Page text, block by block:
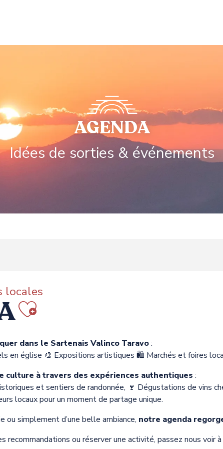
AGENDA
Idées de sorties & événements
locales
Ajouter aux favoris
dans le Sartenais Valinco Taravo:
en église 🎨 Expositions artistiques 🛍️ Marchés et foires
culture à travers des expériences authentiques :
et sentiers de randonnée, 🍷 Dégustations de vins
locaux pour un moment de partage unique.
simplement d’une belle ambiance, notre agenda
ou réserver une activité, passez nous voir